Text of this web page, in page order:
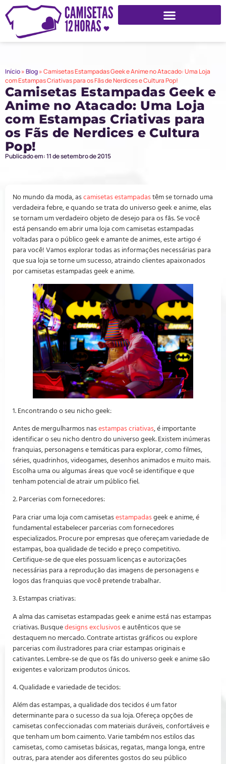
Início»Blog»Camisetas Estampadas Geek e Anime no Atacado: Uma Loja
com Estampas Criativas para os Fãs de Nerdices e Cultura Pop!
Camisetas Estampadas Geek e
Anime no Atacado: Uma Loja
com Estampas Criativas para
os Fãs de Nerdices e Cultura
Pop!
Publicado em: 11 de setembro de 2015
No mundo da moda, ascamisetas estampadastêm se tornado uma
verdadeira febre, e quando se trata do universo geek e anime, elas
se tornam um verdadeiro objeto de desejo para os fãs. Se você
está pensando em abrir uma loja com camisetas estampadas
voltadas para o público geek e amante de animes, este artigo é
para você! Vamos explorar todas as informações necessárias para
que sua loja se torne um sucesso, atraindo clientes apaixonados
por camisetas estampadas geek e anime.
1. Encontrando o seu nicho geek:
Antes de mergulharmos nasestampas criativas, é importante
identificar o seu nicho dentro do universo geek. Existem inúmeras
franquias, personagens e temáticas para explorar, como filmes,
séries, quadrinhos, videogames, desenhos animados e muito mais.
Escolha uma ou algumas áreas que você se identifique e que
tenham potencial de atrair um público fiel.
2. Parcerias com fornecedores:
Para criar uma loja com camisetasestampadasgeek e anime, é
fundamental estabelecer parcerias com fornecedores
especializados. Procure por empresas que ofereçam variedade de
estampas, boa qualidade de tecido e preço competitivo.
Certifique-se de que eles possuam licenças e autorizações
necessárias para a reprodução das imagens de personagens e
logos das franquias que você pretende trabalhar.
3. Estampas criativas:
A alma das camisetas estampadas geek e anime está nas estampas
criativas. Busquedesigns exclusivose autênticos que se
destaquem no mercado. Contrate artistas gráficos ou explore
parcerias com ilustradores para criar estampas originais e
cativantes. Lembre-se de que os fãs do universo geek e anime são
exigentes e valorizam produtos únicos.
4. Qualidade e variedade de tecidos:
Além das estampas, a qualidade dos tecidos é um fator
determinante para o sucesso da sua loja. Ofereça opções de
camisetas confeccionadas com materiais duráveis, confortáveis e
que tenham um bom caimento. Varie também nos estilos das
camisetas, como camisetas básicas, regatas, manga longa, entre
outras, para atender aos diferentes gostos do seu público